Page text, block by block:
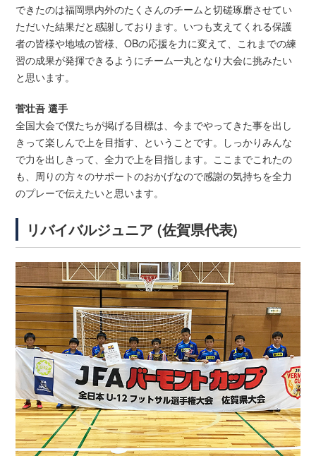
できたのは福岡県内外のたくさんのチームと切磋琢磨させてい
ただいた結果だと感謝しております。いつも支えてくれる保護
者の皆様や地域の皆様、OBの応援を力に変えて、これまでの練
習の成果が発揮できるようにチーム一丸となり大会に挑みたい
と思います。
菅壮吾 選手
全国大会で僕たちが掲げる目標は、今までやってきた事を出し
きって楽しんで上を目指す、ということです。しっかりみんな
で力を出しきって、全力で上を目指します。ここまでこれたの
も、周りの方々のサポートのおかげなので感謝の気持ちを全力
のプレーで伝えたいと思います。
リバイバルジュニア (佐賀県代表)